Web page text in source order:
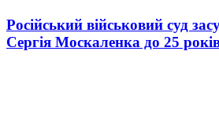
Російський військовий суд
Сергія Москаленка до 25